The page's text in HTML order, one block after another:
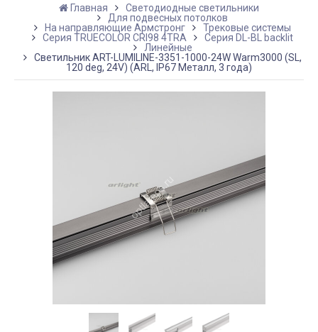
Главная
Светодиодные светильники
Для подвесных потолков
На направляющие Армстронг
Трековые системы
Серия TRUECOLOR CRI98 4TRA
Серия DL-BL backlit
Линейные
Светильник ART-LUMILINE-3351-1000-24W Warm3000 (SL,
120 deg, 24V) (ARL, IP67 Металл, 3 года)